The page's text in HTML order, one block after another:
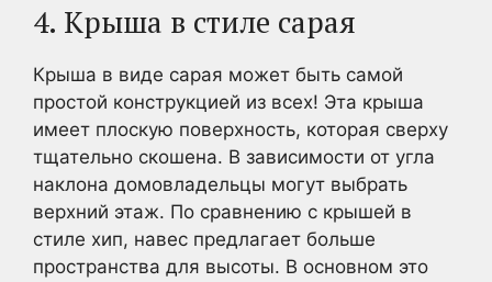
4. Крыша в стиле сарая
Крыша в виде сарая может быть самой
простой конструкцией из всех! Эта крыша
имеет плоскую поверхность, которая сверху
тщательно скошена. В зависимости от угла
наклона домовладельцы могут выбрать
верхний этаж. По сравнению с крышей в
стиле хип, навес предлагает больше
пространства для высоты. В основном это